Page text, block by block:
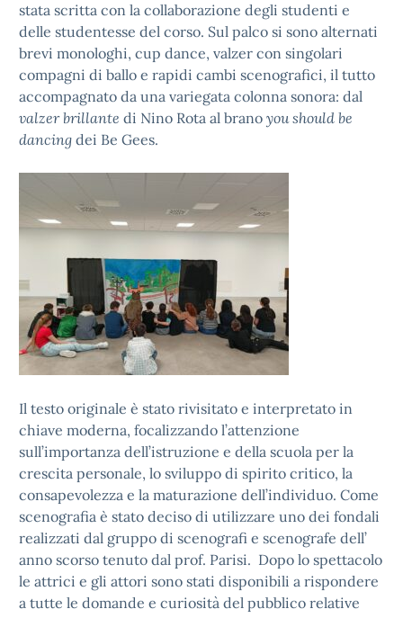
stata scritta con la collaborazione degli studenti e
delle studentesse del corso. Sul palco si sono alternati
brevi monologhi, cup dance, valzer con singolari
compagni di ballo e rapidi cambi scenografici, il tutto
accompagnato da una variegata colonna sonora: dal
valzer brillante di Nino Rota al brano you should be
dancing dei Be Gees.
Il testo originale è stato rivisitato e interpretato in
chiave moderna, focalizzando l’attenzione
sull’importanza dell’istruzione e della scuola per la
crescita personale, lo sviluppo di spirito critico, la
consapevolezza e la maturazione dell’individuo. Come
scenografia è stato deciso di utilizzare uno dei fondali
realizzati dal gruppo di scenografi e scenografe dell’
anno scorso tenuto dal prof. Parisi. Dopo lo spettacolo
le attrici e gli attori sono stati disponibili a rispondere
a tutte le domande e curiosità del pubblico relative